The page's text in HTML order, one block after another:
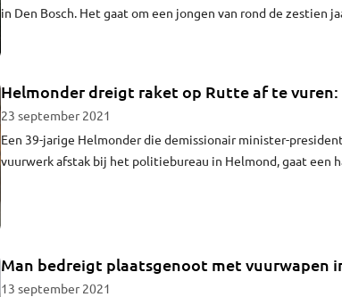
in Den Bosch. Het gaat om een jongen van rond de zestien
Helmonder dreigt raket op Rutte af te vuren:
23 september 2021
Een 39-jarige Helmonder die demissionair minister-
vuurwerk afstak bij het politiebureau in Helmond, gaat een
Man bedreigt plaatsgenoot met vuurwapen
13 september 2021